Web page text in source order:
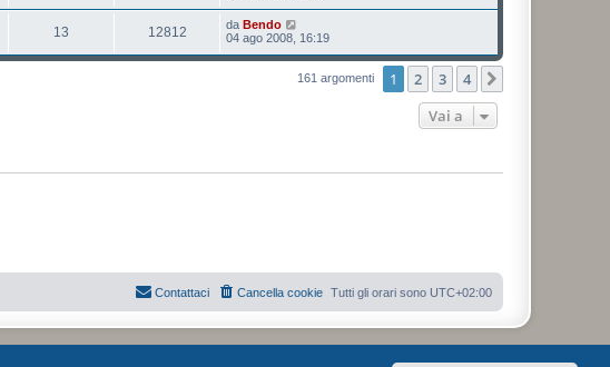
13 12812 da Bendo
04 ago 2008, 16:19
161 argomenti 1 2 3 4
Vai a
Tutti gli orari sono UTC+02:00
Cancella cookie
Contattaci